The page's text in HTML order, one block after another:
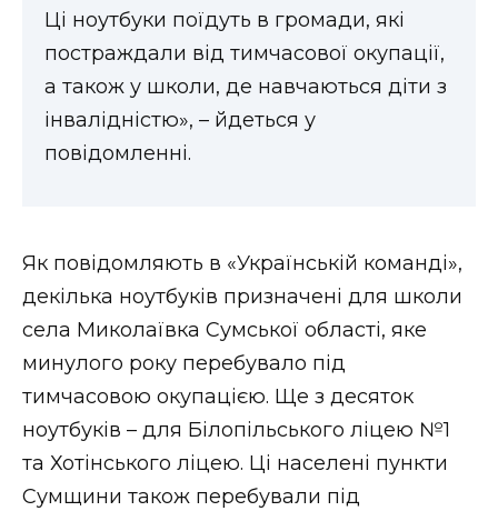
Ці ноутбуки поїдуть в громади, які
постраждали від тимчасової окупації,
а також у школи, де навчаються діти з
інвалідністю», – йдеться у
повідомленні.
Як повідомляють в «Українській команді»,
декілька ноутбуків призначені для школи
села Миколаївка Сумської області, яке
минулого року перебувало під
тимчасовою окупацією. Ще з десяток
ноутбуків – для Білопільського ліцею №1
та Хотінського ліцею. Ці населені пункти
Сумщини також перебували під